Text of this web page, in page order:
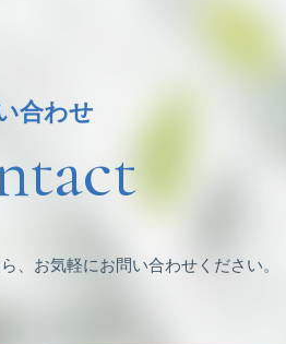
合わせ
、お気軽にお問い合わせください。